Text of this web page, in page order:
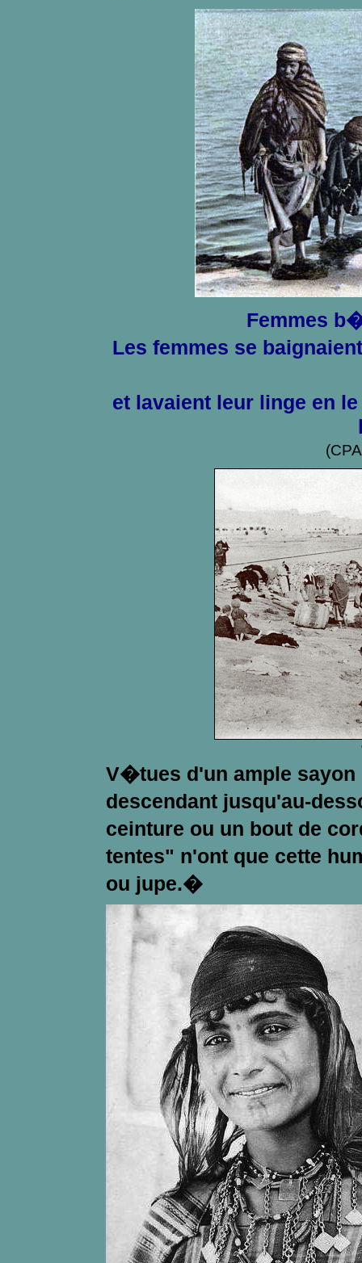
Femmes
Les femmes se
et lavaient leur linge en
V�tues d'un ample
descendant jusqu'au-
ceinture ou un bout de
tentes" n'ont que cette
ou jupe.�